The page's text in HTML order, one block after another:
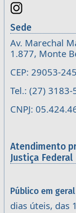
Sede
Av. Marechal
1.877, Monte
CEP: 29053-245
Tel.: (27) 3183-
CNPJ:
Atendimento
Justiça Federal
Público em geral
dias úteis, das